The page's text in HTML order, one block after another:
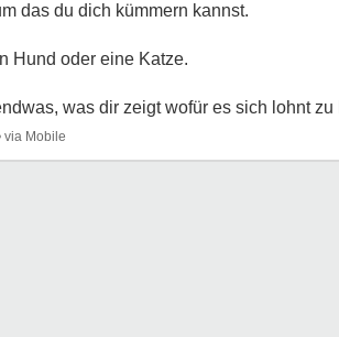
das du dich kümmern kannst.
Hund oder eine Katze.
was dir zeigt wofür es sich lohnt zu